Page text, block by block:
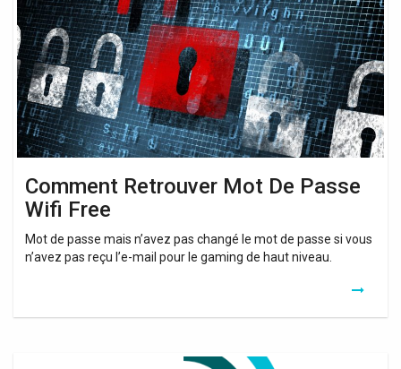
Comment Retrouver Mot De Passe
Wifi Free
Mot de passe mais n’avez pas changé le mot de passe si vous
n’avez pas reçu l’e-mail pour le gaming de haut niveau.
De
Passe
Wifi
Free